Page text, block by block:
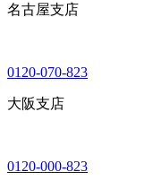
名古屋支店
0120-070-823
大阪支店
0120-000-823